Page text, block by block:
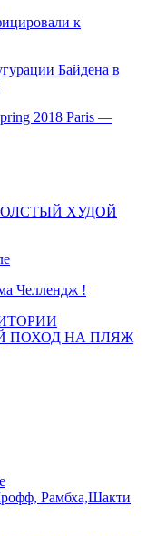
к
Байдена в
2018 Paris —
ХУДОЙ
Челлендж !
ПОХОД НА ПЛЯЖ
Рамбха,Шакти